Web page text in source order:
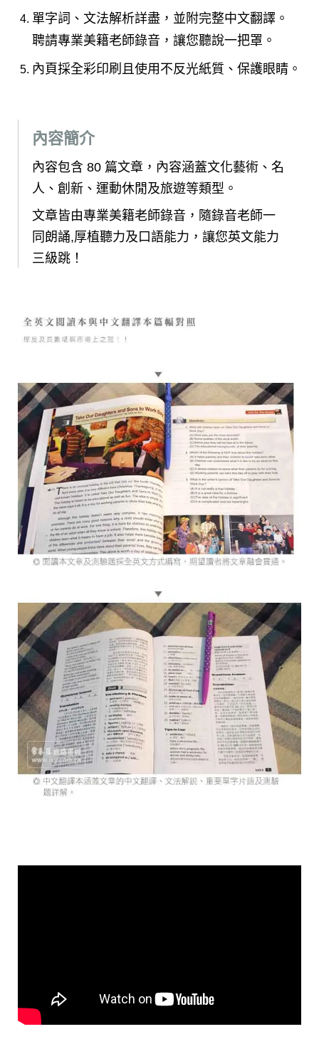
單字詞、文法解析詳盡 ， 並附完整中文翻譯。
聘請專業美籍老師錄音 ， 讓您聽說一把罩。
內頁採全彩印刷且使用不反光紙質、保護眼睛 。
內容簡介
內容包含 80 篇文章，內容涵蓋文化藝術、名
人、創新、運動休閒及旅遊等類型。
文章皆由專業美籍老師錄音，隨錄音老師一
同朗誦,厚植聽力及口語能力，讓您英文能力
三級跳！